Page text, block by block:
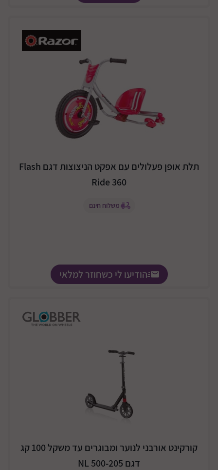
תלת אופן פעלולים עם אפקט הניצוצות דגם Flash
Ride 360
משלוח חינם
הודיעו לי כשחוזר למלאי
קורקינט אורבני לנוער ומבוגרים עד משקל 100 קג
דגם NL 500-205